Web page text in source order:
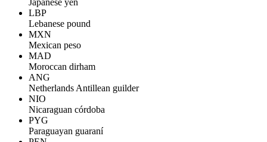
Japanese yen
LBP
Lebanese pound
MXN
Mexican peso
MAD
Moroccan dirham
ANG
Netherlands Antillean guilder
NIO
Nicaraguan córdoba
PYG
Paraguayan guaraní